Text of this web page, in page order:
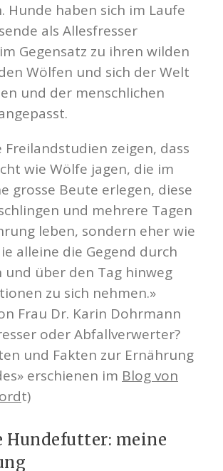
Hunde haben sich im Laufe
als Allesfresser
Gegensatz zu ihren wilden
Wölfen und sich der Welt
und der menschlichen
Freilandstudien zeigen, dass
wie Wölfe jagen, die im
grosse Beute erlegen, diese
und mehrere Tagen
leben, sondern eher wie
alleine die Gegend durch
über den Tag hinweg
zu sich nehmen.»
Frau Dr. Karin Dohrmann
oder Abfallverwerter?
und Fakten zur Ernährung
erschienen im Blog von
t)
Hundefutter: meine